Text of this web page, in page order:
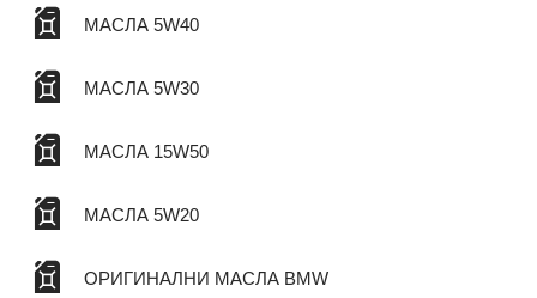
МАСЛА 5W40
МАСЛА 5W30
МАСЛА 15W50
МАСЛА 5W20
ОРИГИНАЛНИ МАСЛА BMW